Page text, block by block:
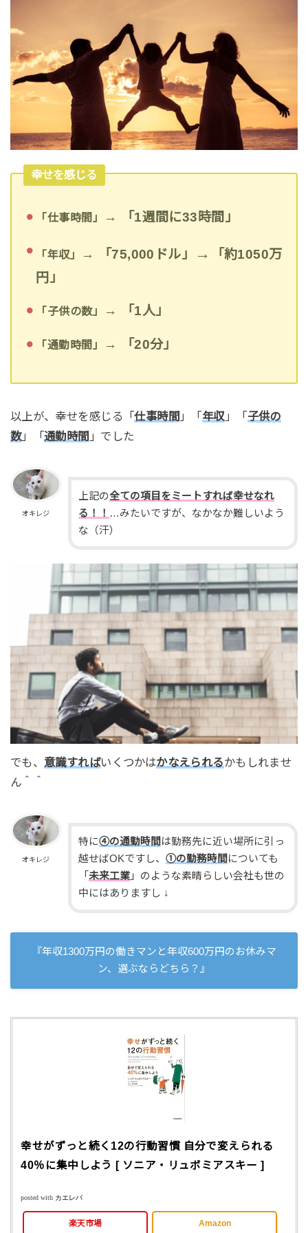
幸せを感じる
「仕事時間」 → 「1週間に33時間」
「年収」 → 「75,000ドル」 →
「約1050万
円」
「子供の数」 → 「1人」
「通勤時間」 → 「20分」
以上が、幸せを感じる「仕事時間 」「 年収 」「 子供の
数」「通勤時間 」でした
オキレジ
上記の全ての項目をミートすれば幸せなれ
る！！ …みたいですが、なかなか難しいよう
な（汗）
でも、 意識すればいくつかはかなえられるかもしれませ
ん＾＾
オキレジ
特に④の通勤時間 は勤務先に近い場所に引っ
越せばOKですし、 ①の勤務時間 についても
「 未来工業」のような素晴らしい会社も世の
中にはありますし ↓
『年収1300万円の働きマンと年収600万円のお休みマ
ン、選ぶならどちら？』
幸せがずっと続く12の行動習慣 自分で変えられる
40％に集中しよう [ ソニア・リュボミアスキー ]
posted with カエレバ
楽天市場 Amazon